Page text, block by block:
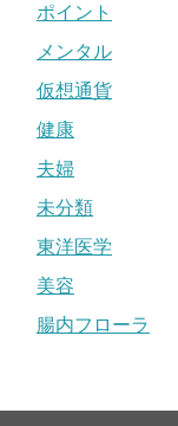
ポイント
メンタル
仮想通貨
健康
夫婦
未分類
東洋医学
美容
腸内フローラ